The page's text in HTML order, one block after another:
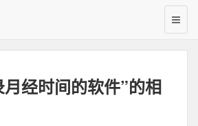
经时间的软件”的相